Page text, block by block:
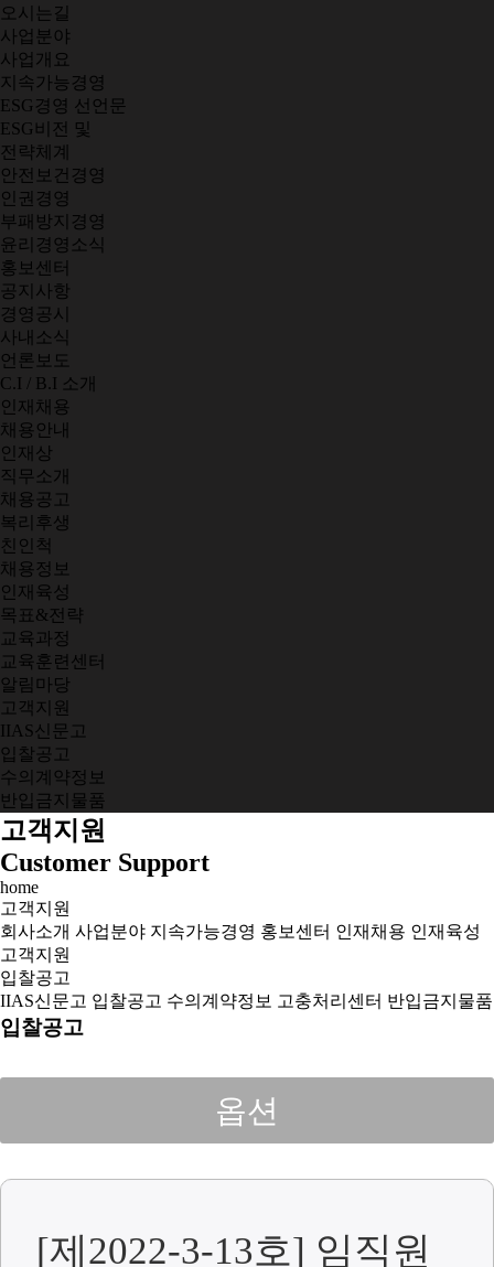
오시는길
사업분야
사업개요
지속가능경영
ESG경영 선언문
ESG비전 및
전략체계
안전보건경영
인권경영
부패방지경영
윤리경영소식
홍보센터
공지사항
경영공시
사내소식
언론보도
C.I / B.I 소개
인재채용
채용안내
인재상
직무소개
채용공고
복리후생
친인척
채용정보
인재육성
목표&전략
교육과정
교육훈련센터
알림마당
고객지원
IIAS신문고
입찰공고
수의계약정보
반입금지물품
고객지원
Customer Support
home
고객지원
회사소개 사업분야 지속가능경영 홍보센터 인재채용 인재육성
고객지원
입찰공고
IIAS신문고 입찰공고 수의계약정보 고충처리센터 반입금지물품
입찰공고
옵션
[제2022-3-13호] 임직원